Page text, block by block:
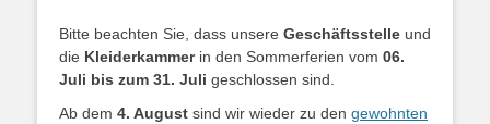
Bitte beachten Sie, dass unsere Geschäftsstelle und
die Kleiderkammer in den Sommerferien vom 06.
Juli bis zum 31. Juli geschlossen sind.
Ab dem 4. August sind wir wieder zu den gewohnten